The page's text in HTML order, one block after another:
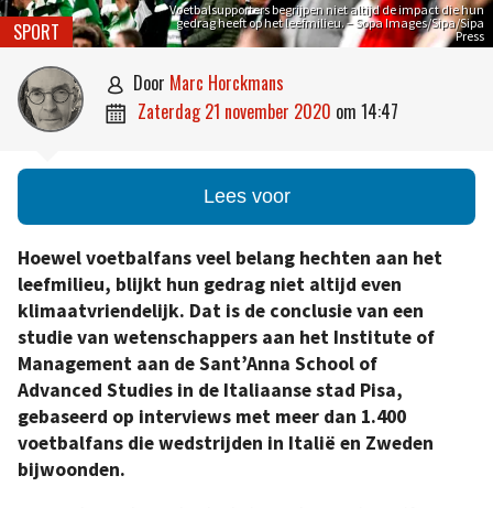
Voetbalsupporters begrijpen niet altijd de impact die hun
gedrag heeft op het leefmilieu. – Sopa Images/Sipa/Sipa
Press
SPORT
 door Marc Horckmans
 zaterdag 21 november 2020 om 14:47
Lees voor
Hoewel voetbalfans veel belang hechten aan het
leefmilieu, blijkt hun gedrag niet altijd even
klimaatvriendelijk. Dat is de conclusie van een
studie van wetenschappers aan het Institute of
Management aan de Sant’Anna School of
Advanced Studies in de Italiaanse stad Pisa,
gebaseerd op interviews met meer dan 1.400
voetbalfans die wedstrijden in Italië en Zweden
bijwoonden.